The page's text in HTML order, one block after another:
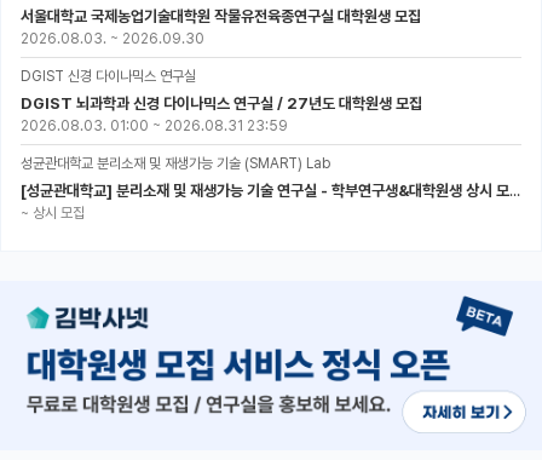
서울대학교 국제농업기술대학원 작물유전육종연구실 대학원생 모집
2026.08.03. ~ 2026.09.30
DGIST 신경 다이나믹스 연구실
DGIST 뇌과학과 신경 다이나믹스 연구실 / 27년도 대학원생 모집
2026.08.03. 01:00 ~ 2026.08.31 23:59
성균관대학교 분리소재 및 재생가능 기술 (SMART) Lab
[성균관대학교] 분리소재 및 재생가능 기술 연구실 - 학부연구생&대학원생 상시 모집 (미래에너지공학과)
~ 상시 모집